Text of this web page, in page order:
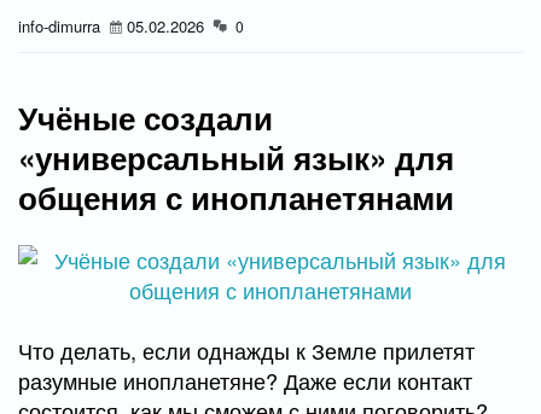
info-dimurra 05.02.2026 0
Учёные создали
«универсальный язык» для
общения с инопланетянами
Что делать, если однажды к Земле прилетят
разумные инопланетяне? Даже если контакт